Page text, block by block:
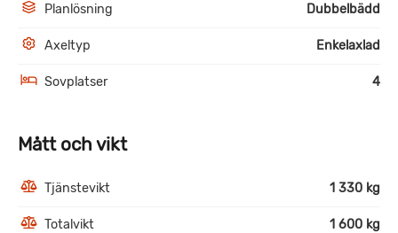
Planlösning Dubbelbädd
Axeltyp Enkelaxlad
Sovplatser 4
Mått och vikt
Tjänstevikt 1 330 kg
Totalvikt 1 600 kg